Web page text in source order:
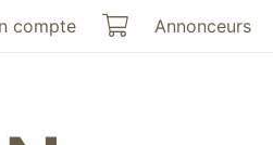
compte Mon panier
Annonceurs